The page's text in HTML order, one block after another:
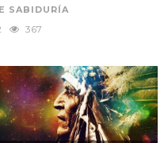
SABIDURÍA
367